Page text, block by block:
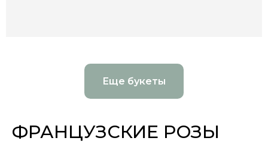
Еще букеты
ФРАНЦУЗСКИЕ РОЗЫ